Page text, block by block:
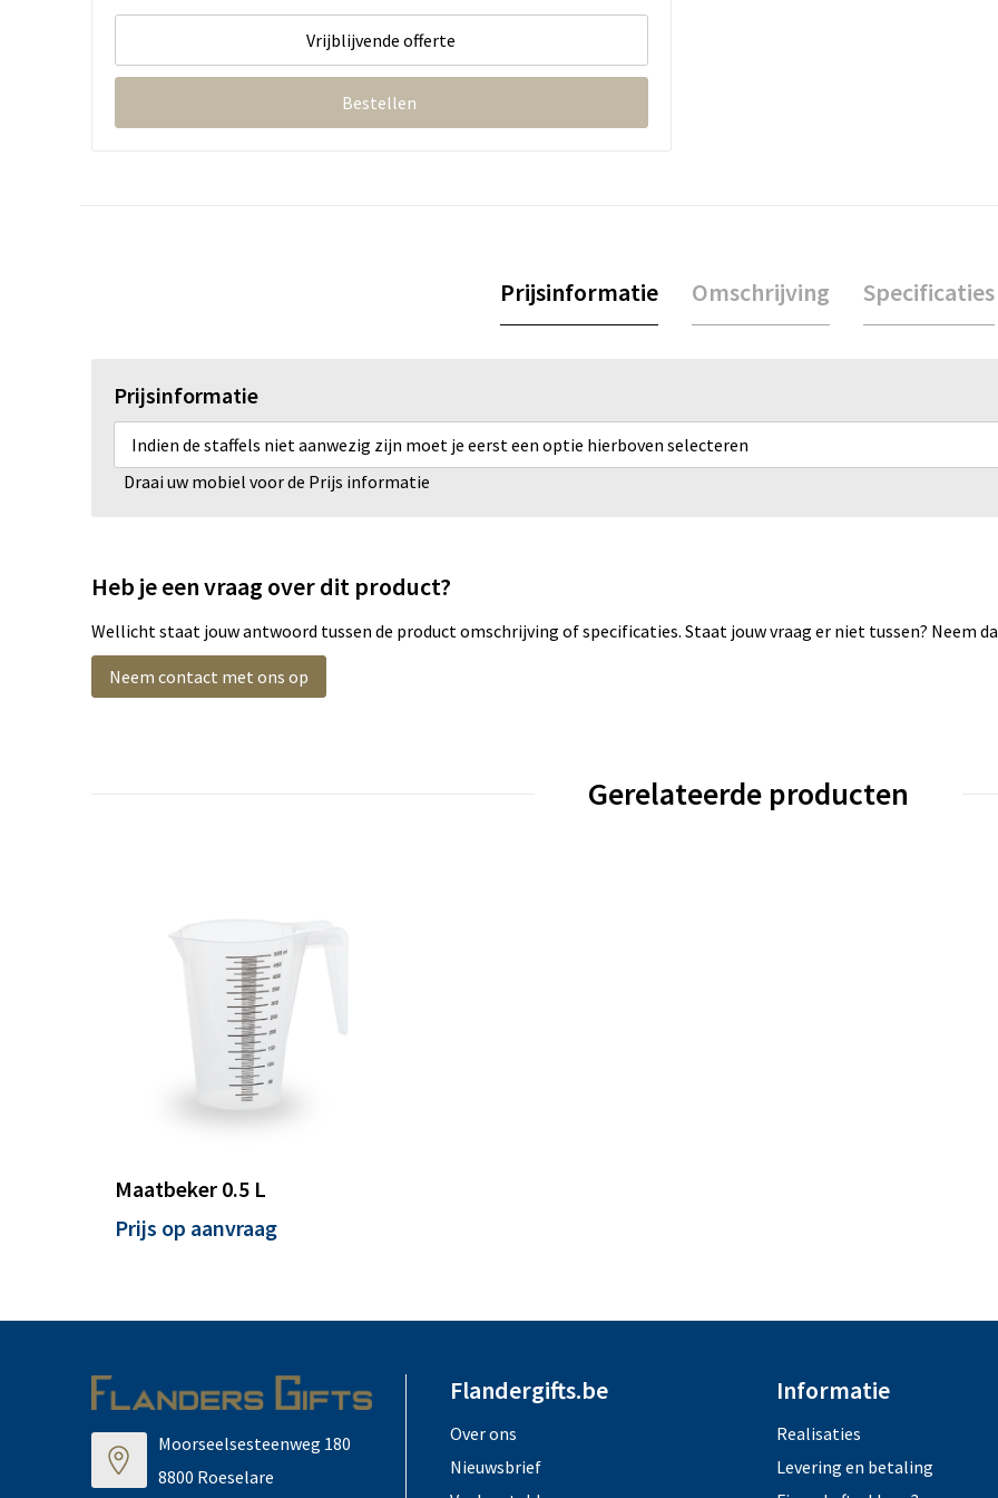
Vrijblijvende offerte
Bestellen
Prijsinformatie Omschrijving Specificaties
Prijsinformatie
Indien de staffels niet aanwezig zijn moet je eerst een optie hierboven selecteren
Draai uw mobiel voor de Prijs informatie
Heb je een vraag over dit product?
Wellicht staat jouw antwoord tussen de product omschrijving of specificaties. Staat jouw vraag er niet tussen? Neem
Neem contact met ons op
Gerelateerde producten
Maatbeker 0.5 L
Prijs op aanvraag
Moorseelsesteenweg 180
8800 Roeselare
Flandergifts.be
Over ons
Nieuwsbrief
Informatie
Realisaties
Levering en betaling